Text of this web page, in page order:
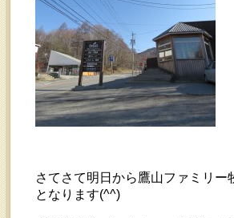
さてさて明日から鷹山ファミリー
となります(^^)